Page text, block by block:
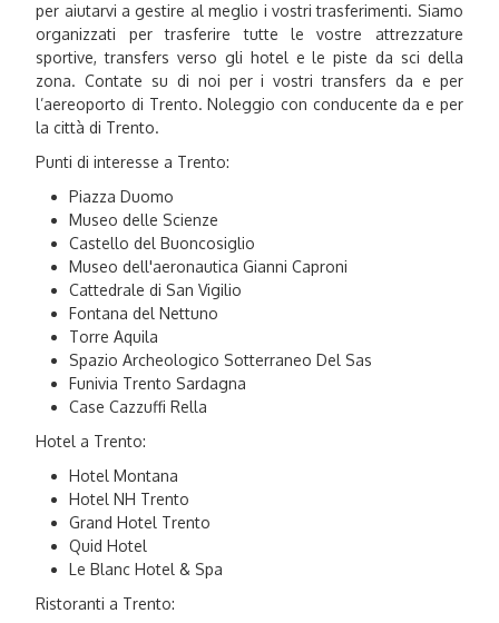
per aiutarvi a gestire al meglio i vostri trasferimenti. Siamo
organizzati per trasferire tutte le vostre attrezzature
sportive, transfers verso gli hotel e le piste da sci della
zona. Contate su di noi per i vostri transfers da e per
l’aereoporto di Trento. Noleggio con conducente da e per
la città di Trento.
Punti di interesse a Trento:
Piazza Duomo
Museo delle Scienze
Castello del Buoncosiglio
Museo dell'aeronautica Gianni Caproni
Cattedrale di San Vigilio
Fontana del Nettuno
Torre Aquila
Spazio Archeologico Sotterraneo Del Sas
Funivia Trento Sardagna
Case Cazzuffi Rella
Hotel a Trento:
Hotel Montana
Hotel NH Trento
Grand Hotel Trento
Quid Hotel
Le Blanc Hotel & Spa
Ristoranti a Trento: